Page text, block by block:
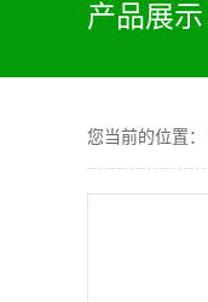
产品展示
您当前的位置：